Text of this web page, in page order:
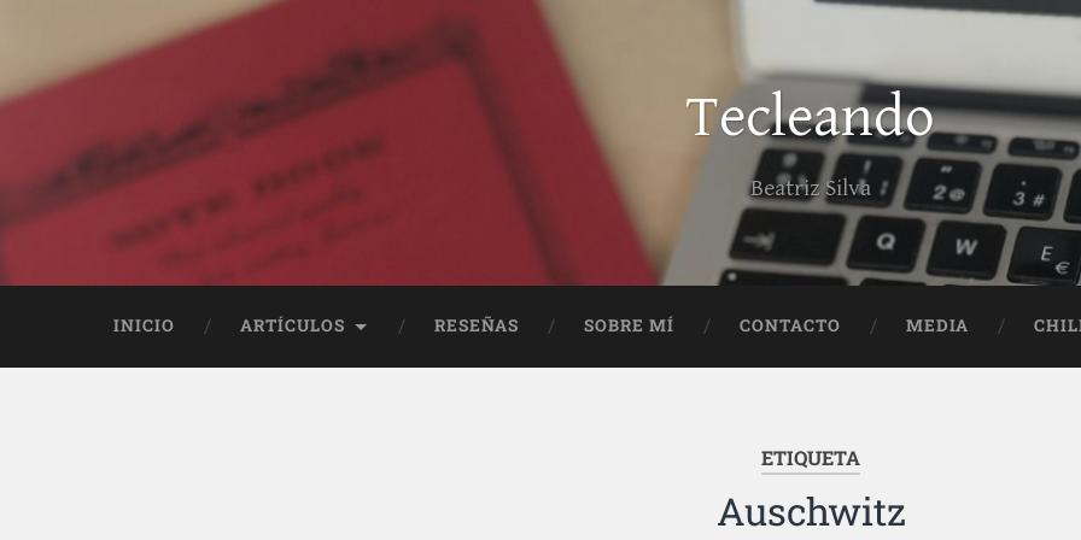
Tecleando
Beatriz Silva
INICIO ARTÍCULOS RESEÑAS SOBRE MÍ CONTACTO MEDIA
ETIQUETA
Auschwitz